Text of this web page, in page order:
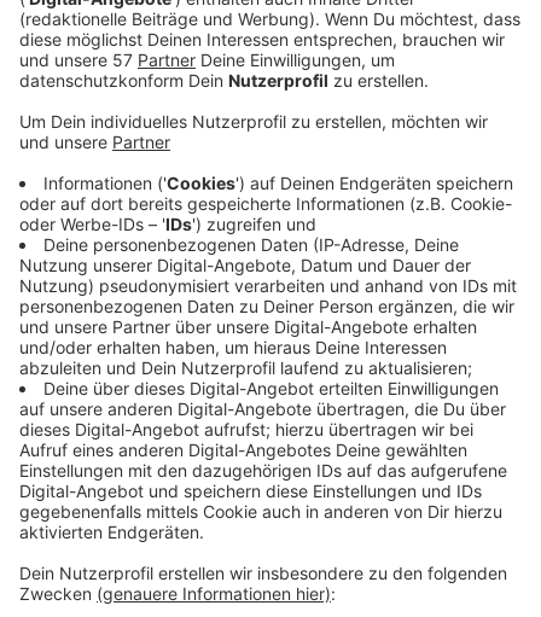
Angestellte
Beschäftigte der Uniklinik Aachen profitieren jetzt
von der Zusammenarbeit mit der ASEAG. Ihnen
15 Euro für die öffentlichen Verkehrsmittel zur
können sie davon zum Beispiel ein Busticket
kaufen, das Taxi bezahlen oder auch Fahrräder und
E-Roller. Außerdem ist das Deutschlandticket
buchbar. Die Einteilung ist den Mitarbeitern
überlassen - egal ob für die Arbeit oder privat.
Seit der Einführung haben sich schon rund 1.500
Mitarbeiter registriert. Insgesamt arbeiten um die
9.000 Menschen in der Uniklinik.
„Das ist ein guter Start, aber da ist natürlich noch
Luft nach oben. Ich bin sehr zuversichtlich, dass
sich die Nachfrage in den kommenden Monaten
Mobilität und Qualität der ASEAG.